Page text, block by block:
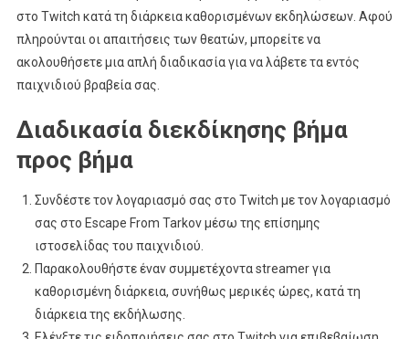
στο Twitch κατά τη διάρκεια καθορισμένων εκδηλώσεων. Αφού
πληρούνται οι απαιτήσεις των θεατών, μπορείτε να
ακολουθήσετε μια απλή διαδικασία για να λάβετε τα εντός
παιχνιδιού βραβεία σας.
Διαδικασία διεκδίκησης βήμα
προς βήμα
Συνδέστε τον λογαριασμό σας στο Twitch με τον λογαριασμό
σας στο Escape From Tarkov μέσω της επίσημης
ιστοσελίδας του παιχνιδιού.
Παρακολουθήστε έναν συμμετέχοντα streamer για
καθορισμένη διάρκεια, συνήθως μερικές ώρες, κατά τη
διάρκεια της εκδήλωσης.